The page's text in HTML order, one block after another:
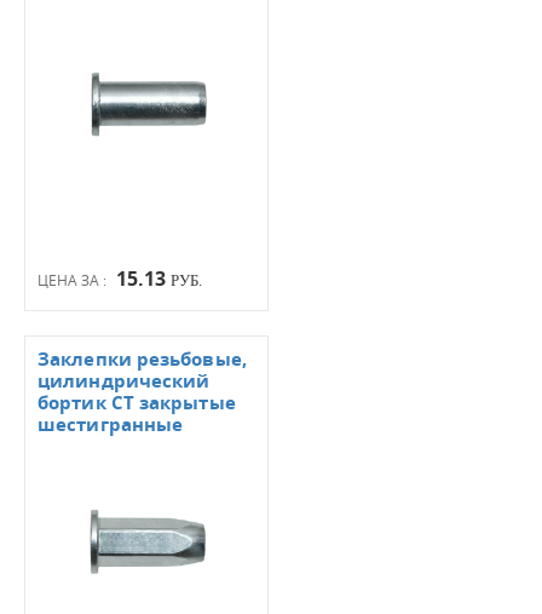
ЦЕНА ЗА : 15.13 РУБ.
Заклепки резьбовые,
цилиндрический
бортик СТ закрытые
шестигранные